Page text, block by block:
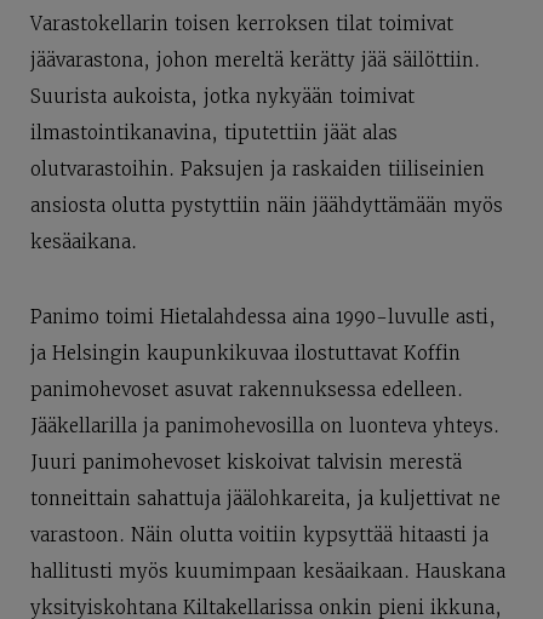
Varastokellarin toisen kerroksen tilat toimivat
jäävarastona, johon mereltä kerätty jää säilöttiin.
Suurista aukoista, jotka nykyään toimivat
ilmastointikanavina, tiputettiin jäät alas
olutvarastoihin. Paksujen ja raskaiden tiiliseinien
ansiosta olutta pystyttiin näin jäähdyttämään myös
kesäaikana.
Panimo toimi Hietalahdessa aina 1990-luvulle asti,
ja Helsingin kaupunkikuvaa ilostuttavat Koffin
panimohevoset asuvat rakennuksessa edelleen.
Jääkellarilla ja panimohevosilla on luonteva yhteys.
Juuri panimohevoset kiskoivat talvisin merestä
tonneittain sahattuja jäälohkareita, ja kuljettivat ne
varastoon. Näin olutta voitiin kypsyttää hitaasti ja
hallitusti myös kuumimpaan kesäaikaan. Hauskana
yksityiskohtana Kiltakellarissa onkin pieni ikkuna,